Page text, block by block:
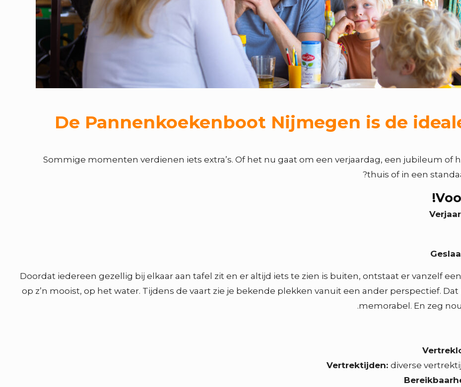
De Pannenkoekenboot Nijmegen is de
Sommige momenten verdienen iets extra’s. Of het nu gaat om een verjaardag, een jubileum of
thuis of in een
Doordat iedereen gezellig bij elkaar aan tafel zit en er altijd iets te zien is buiten, ontstaat er vanzelf
op z’n mooist, op het water. Tijdens de vaart zie je bekende plekken vanuit een ander perspectief.
memorabel. En zeg
Vertrektijden:diverse